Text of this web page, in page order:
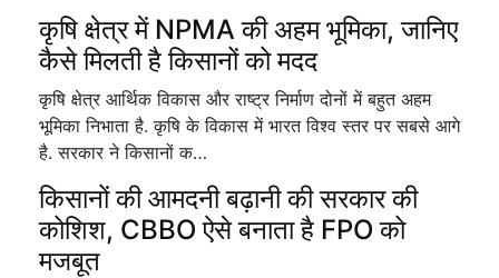
कृषि क्षेत्र में NPMA की अहम भूमिका, जानिए
कैसे मिलती है किसानों को मदद
कृषि क्षेत्र आर्थिक विकास और राष्ट्र निर्माण दोनों में बहुत अहम
भूमिका निभाता है. कृषि के विकास में भारत विश्व स्तर पर सबसे आगे
है. सरकार ने किसानों क…
किसानों की आमदनी बढ़ानी की सरकार की
कोशिश, CBBO ऐसे बनाता है FPO को
मजबूत